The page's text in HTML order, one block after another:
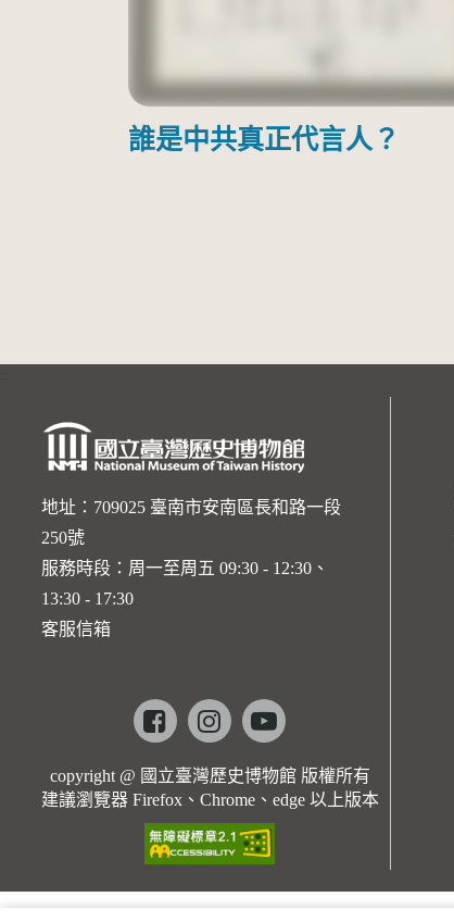
誰是中共真正代言人？
地址：709025 臺南市安南區長和路一段
250號
服務時段：周一至周五 09:30 - 12:30、
13:30 - 17:30
客服信箱
Facebookinstagramyoutube
copyright @ 國立臺灣歷史博物館 版權所有
建議瀏覽器 Firefox、Chrome、edge 以上版本